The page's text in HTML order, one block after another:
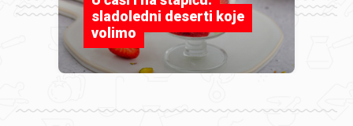
sladoledni deserti koje
volimo